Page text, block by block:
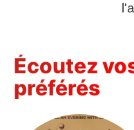
Écoutez
préférés